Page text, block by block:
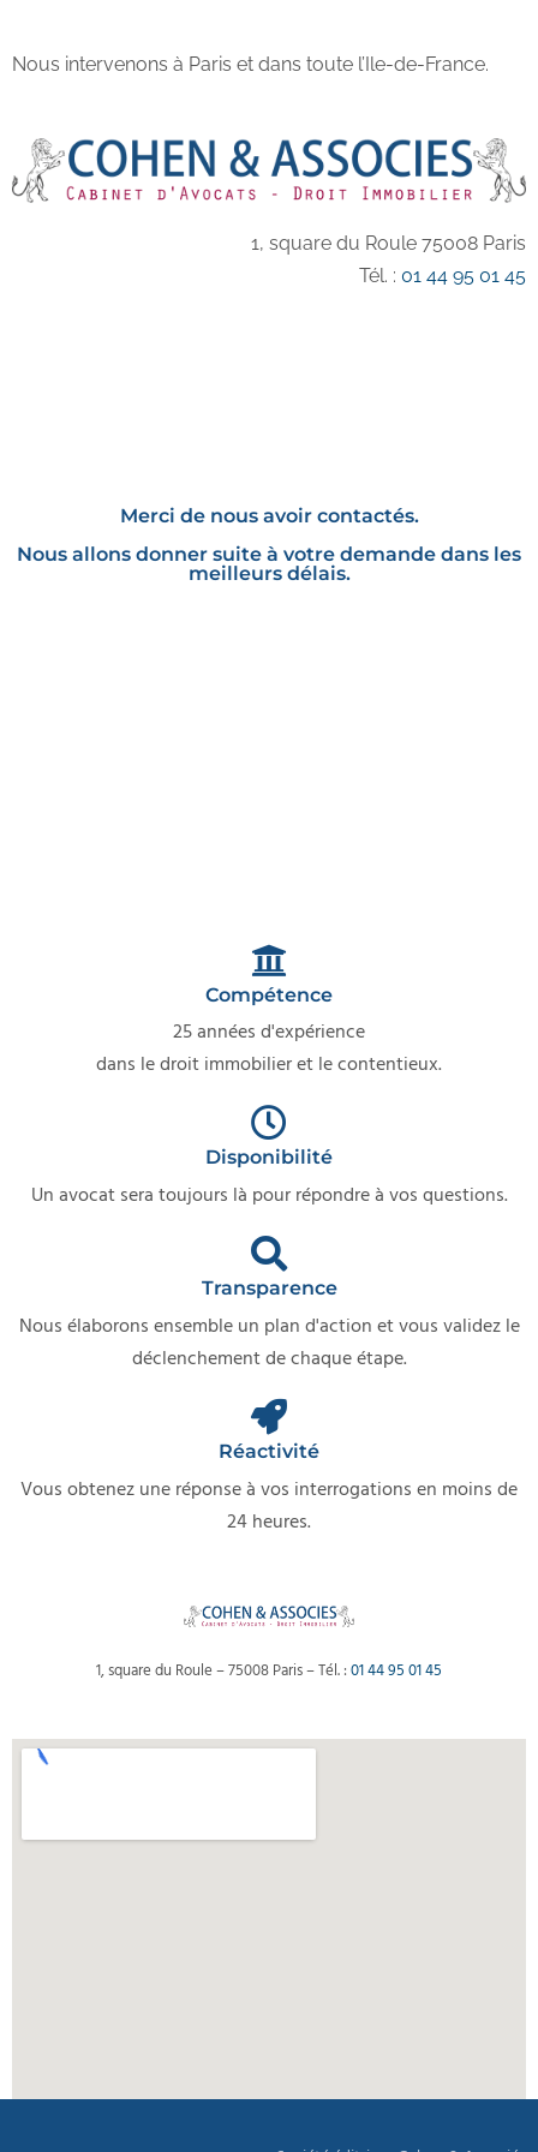
Nous intervenons à Paris et dans toute l’Ile-de-France.
1, square du Roule 75008 Paris
Tél. : 01 44 95 01 45
Merci de nous avoir contactés.
Nous allons donner suite à votre demande dans les
meilleurs délais.
Compétence
25 années d'expérience
dans le droit immobilier et le contentieux.
Disponibilité
Un avocat sera toujours là pour répondre à vos questions.
Transparence
Nous élaborons ensemble un plan d'action et vous validez le
déclenchement de chaque étape.
Réactivité
Vous obtenez une réponse à vos interrogations en moins de
24 heures.
1, square du Roule – 75008 Paris – Tél. :01 44 95 01 45